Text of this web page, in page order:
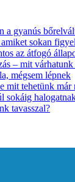
a gyanús
sokan
az átfogó
– mit
mégsem lépnek
mit tehetünk már
sokáig
tavasszal?